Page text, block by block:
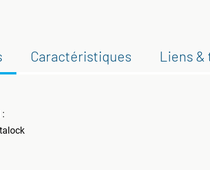
Caractéristiques Liens